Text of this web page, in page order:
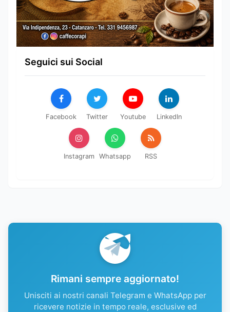
Seguici sui Social
Facebook Twitter Youtube LinkedIn
Instagram Whatsapp RSS
Rimani sempre aggiornato!
Unisciti ai nostri canali Telegram e WhatsApp per
ricevere notizie in tempo reale, esclusive ed